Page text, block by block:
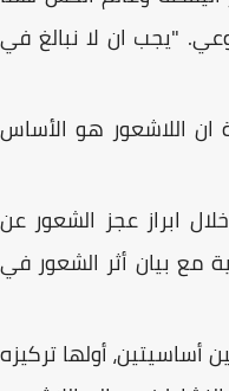
"يجب ان لا نبالغ في
اللاشعور هو الأساس
ابراز عجز الشعور عن
بيان أثر الشعور في
أولها تركيزه